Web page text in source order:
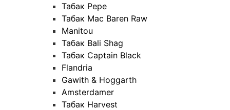
Табак Pepe
Табак Mac Baren Raw
Manitou
Табак Bali Shag
Табак Captain Black
Flandria
Gawith & Hoggarth
Amsterdamer
Табак Harvest